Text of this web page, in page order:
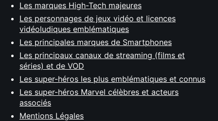
Les marques High-Tech majeures
Les personnages de jeux vidéo et licences
vidéoludiques emblématiques
Les principales marques de Smartphones
Les principaux canaux de streaming (films et
séries) et de VOD
Les super-héros les plus emblématiques et connus
Les super-héros Marvel célèbres et acteurs
associés
Mentions Légales